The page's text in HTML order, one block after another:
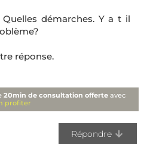
démarches. Y a t il
réponse.
20min de consultation offerte avec
profiter
Répondre